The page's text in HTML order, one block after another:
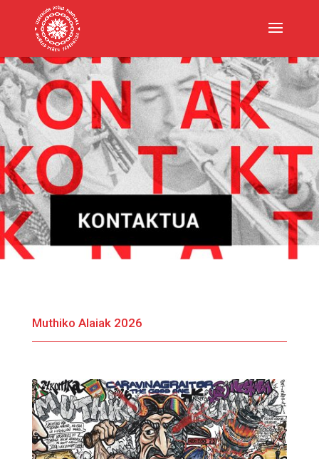
Muthiko Alaiak 2026